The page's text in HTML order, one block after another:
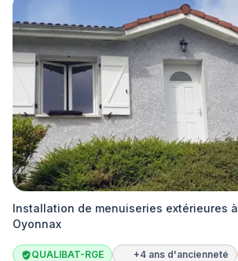
Installation de menuiseries extérieures à
Oyonnax
QUALIBAT-RGE +4 ans d'ancienneté